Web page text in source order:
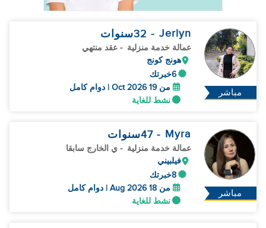
مباشر
Jerlyn
- 32 سنوات
عمالة خدمة منزلية - عقد منتهي
هونج كونج
6خبرتك
من 19 Oct 2026 | دوام كامل
نشط للغاية
مباشر
Myra
- 47 سنوات
عمالة خدمة منزلية - ي الخارج سابقا
فيلبيني
8خبرتك
من 18 Aug 2026 | دوام كامل
نشط للغاية